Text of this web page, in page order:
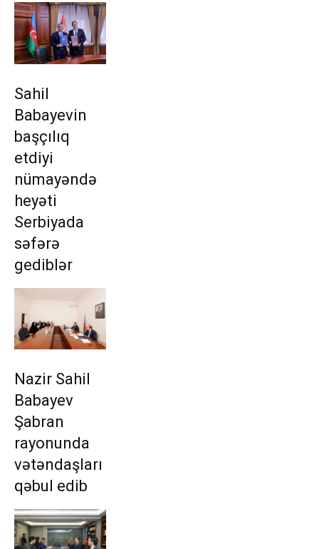
Sahil
Babayevin
başçılıq
etdiyi
nümayəndə
heyəti
Serbiyada
səfərə
gediblər
Nazir Sahil
Babayev
Şabran
rayonunda
vətəndaşları
qəbul edib